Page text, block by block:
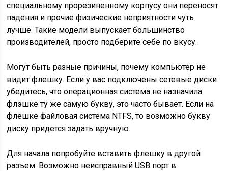
специальному прорезиненному корпусу они переносят
падения и прочие физические неприятности чуть
лучше. Такие модели выпускает большинство
производителей, просто подберите себе по вкусу.
Могут быть разные причины, почему компьютер не
видит флешку. Если у вас подключены сетевые диски
убедитесь, что операционная система не назначила
флэшке ту же самую букву, это часто бывает. Если на
флешке файловая система NTFS, то возможно букву
диску придется задать вручную.
Для начала попробуйте вставить флешку в другой
разъем. Возможно неисправный USB порт в